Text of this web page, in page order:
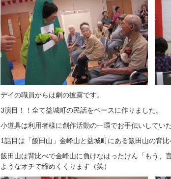
デイの職員からは劇の披露です。
3演目！！全て益城町の民話をベースに作りました。
小道具は利用者様に創作活動の一環でお手伝いしてい
1話目は「飯田山」金峰山と益城町にある飯田山の背比
飯田山は背比べで金峰山に負けなはったけん「もう、
ようなオチで締めくくります（笑）